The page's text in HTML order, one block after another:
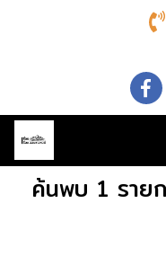
ค้นพบ 1 ราย